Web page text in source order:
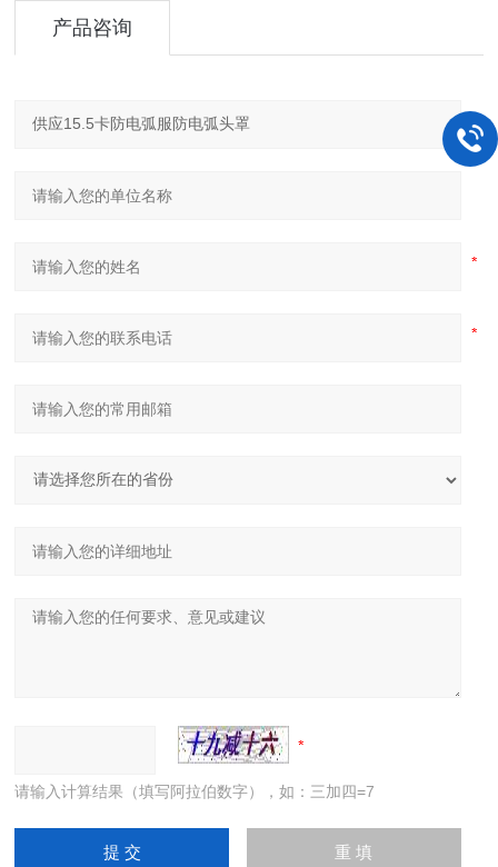
产品咨询
请输入计算结果（填写阿拉伯数字），如：三加四=7